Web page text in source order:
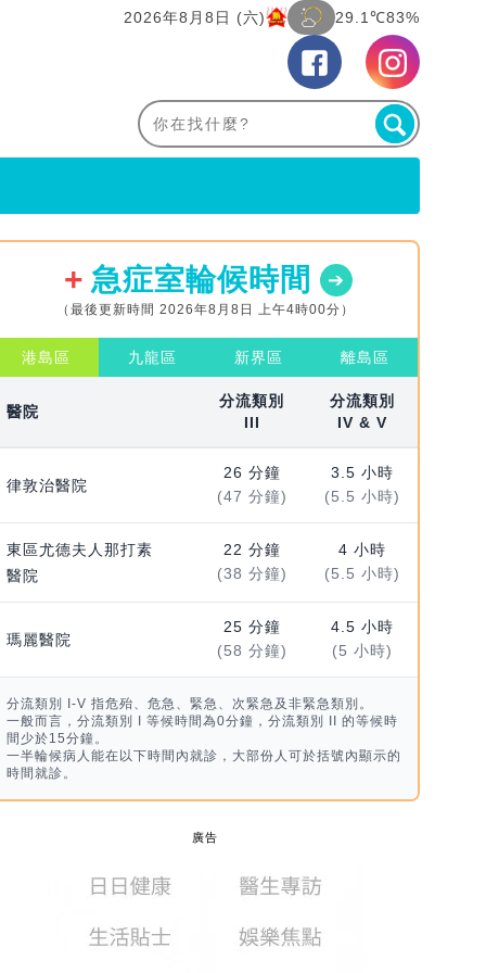
2026年8月8日 (六) 29.1℃83%
急症室輪候時間
（最後更新時間 2026年8月8日 上午4時00分）
港島區 九龍區 新界區 離島區
醫院
分流類別
III
分流類別
IV & V
律敦治醫院
26 分鐘
(47 分鐘)
3.5 小時
(5.5 小時)
東區尤德夫人那打素
醫院
22 分鐘
(38 分鐘)
4 小時
(5.5 小時)
瑪麗醫院
25 分鐘
(58 分鐘)
4.5 小時
(5 小時)
分流類別 I-V 指危殆、危急、緊急、次緊急及非緊急類別。
一般而言，分流類別 I 等候時間為0分鐘，分流類別 II 的等候時
間少於15分鐘。
一半輪候病人能在以下時間內就診，大部份人可於括號內顯示的
時間就診。
廣告